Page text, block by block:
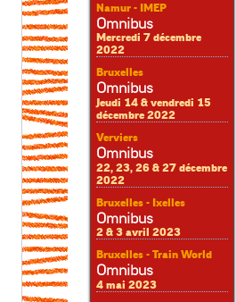
Namur - IMEP
Omnibus
Mercredi 7 décembre
2022
Bruxelles
Omnibus
Jeudi 14 & vendredi 15
décembre 2022
Verviers
Omnibus
22, 23, 26 & 27 décembre
2022
Bruxelles - Ixelles
Omnibus
2 & 3 avril 2023
Bruxelles - Train World
Omnibus
4 mai 2023